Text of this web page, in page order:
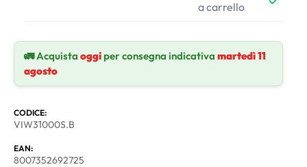
a carrello
🚛 Acquista oggiper consegna indicativa martedì 11
agosto
CODICE:
VIW31000S.B
EAN:
8007352692725